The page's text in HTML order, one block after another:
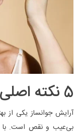
5 نکته اصلی در میکاپ جوانساز
آرایش جوانساز یکی از
بی‌عیب و نقص است. با